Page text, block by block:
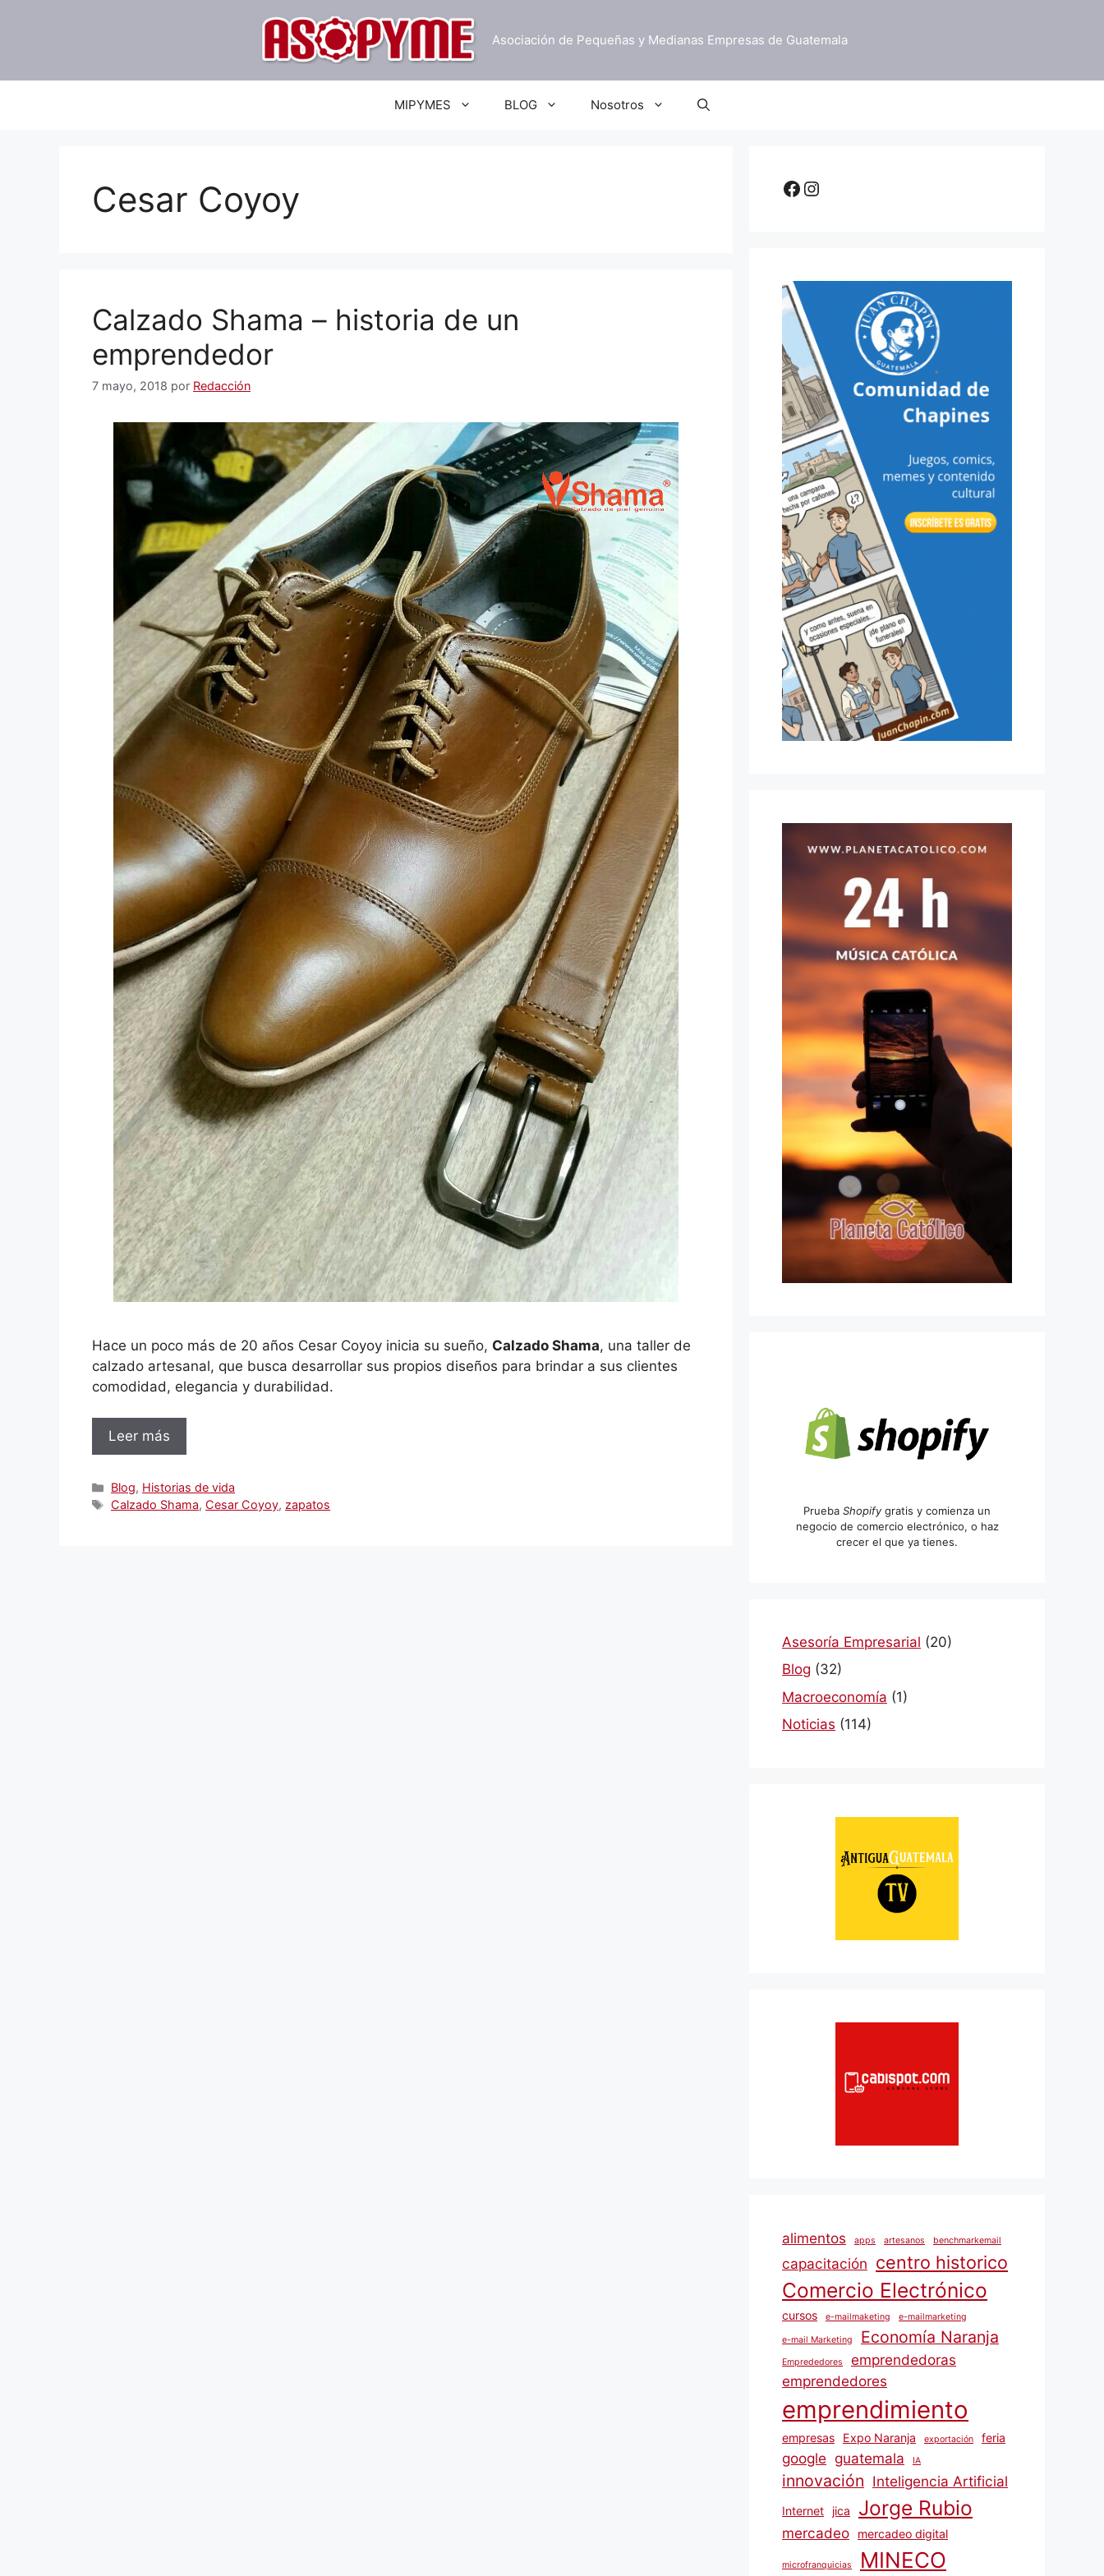
Asociación de Pequeñas y Medianas Empresas de Guatemala
MIPYMES BLOG Nosotros
Cesar Coyoy
Calzado Shama – historia de un
emprendedor
7 mayo, 2018 por Redacción
Hace un poco más de 20 años Cesar Coyoy inicia su sueño, Calzado Shama, una taller de
calzado artesanal, que busca desarrollar sus propios diseños para brindar a sus clientes
comodidad, elegancia y durabilidad.
Leer más
Categorías
Blog, Historias de vida
Etiquetas
Calzado Shama, Cesar Coyoy, zapatos
Facebook
Instagram
Prueba Shopifygratis y comienza un
negocio de comercio electrónico, o haz
crecer el que ya tienes.
Asesoría Empresarial (20)
Blog (32)
Macroeconomía (1)
Noticias (114)
alimentos apps artesanos benchmarkemail
capacitación centro historico
Comercio Electrónico
cursos e-mailmaketing e-mailmarketing
e-mail Marketing Economía Naranja
Emprededores
emprendedoras
emprendedores
emprendimiento
empresas Expo Naranja exportación feria
google guatemala IA
innovación Inteligencia Artificial
Internet jica Jorge Rubio
mercadeo mercadeo digital
microfranquicias MINECO